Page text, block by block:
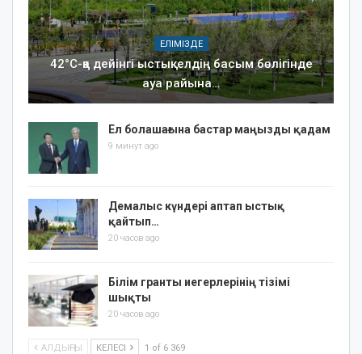
ЕЛІМІЗДЕ
42°C-қа дейінгі ыстық: елдің басым бөлігінде
ауа райына…
Ел болашағына бастар маңызды қадам
9 минут ago
Демалыс күндері аптап ыстық
қайтып…
20 часов ago
Білім гранты иегерлерінің тізімі
шықты
20 часов ago
АЛДЫҢҒЫ КЕЛЕСІ 1 of 6 369